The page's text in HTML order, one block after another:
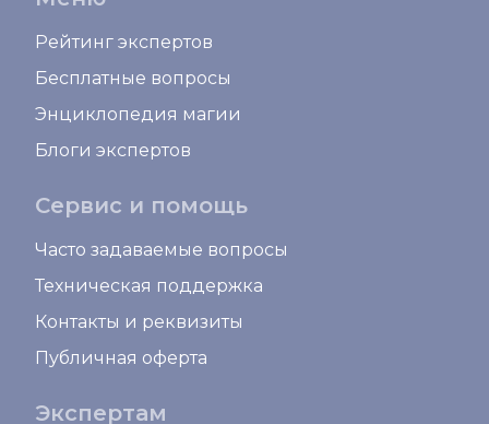
Рейтинг экспертов
Бесплатные вопросы
Энциклопедия магии
Блоги экспертов
Сервис и помощь
Часто задаваемые вопросы
Техническая поддержка
Контакты и реквизиты
Публичная оферта
Экспертам